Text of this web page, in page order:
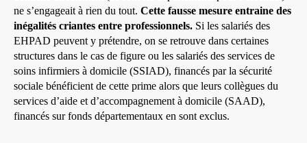
ne s’engageait à rien du tout. Cette fausse mesure entraine des
inégalités criantes entre professionnels. Si les salariés des
EHPAD peuvent y prétendre, on se retrouve dans certaines
structures dans le cas de figure ou les salariés des services de
soins infirmiers à domicile (SSIAD), financés par la sécurité
sociale bénéficient de cette prime alors que leurs collègues du
services d’aide et d’accompagnement à domicile (SAAD),
financés sur fonds départementaux en sont exclus.